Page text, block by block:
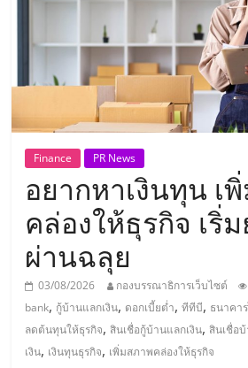
รวม
ธุรกิจ
เอ
ส
เอ็
มอี
Finance PR News
อยากหาเงินทุน เ
คล่องให้ธุรกิจ เริ่ม
ผ่านฉลุย
03/08/2026 กองบรรณาธิการเว็บไซต์
bank, กู้บ้านแลกเงิน, ดอกเบี้ยต่ำ,ทีทีบี, ธนาคา
ลดต้นทุนให้ธุรกิจ,สินเชื่อกู้บ้านแลกเงิน,สินเชื่อ
เงิน, เงินทุนธุรกิจ, เพิ่มสภาพคล่องให้ธุรกิจ